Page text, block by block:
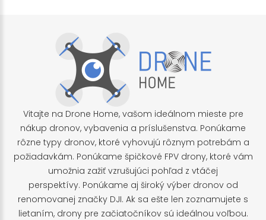
Vitajte na Drone Home, vašom ideálnom mieste pre
nákup dronov, vybavenia a príslušenstva. Ponúkame
rôzne typy dronov, ktoré vyhovujú rôznym potrebám a
požiadavkám. Ponúkame špičkové FPV drony, ktoré vám
umožnia zažiť vzrušujúci pohľad z vtáčej
perspektívy. Ponúkame aj široký výber dronov od
renomovanej značky DJI. Ak sa ešte len zoznamujete s
lietaním, drony pre začiatočníkov sú ideálnou voľbou.